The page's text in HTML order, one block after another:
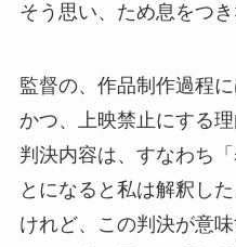
そう思い、ため息をつ
監督の、作品制作過程
かつ、上映禁止にする
判決内容は、すなわち
とになると私は解釈した
けれど、この判決が意